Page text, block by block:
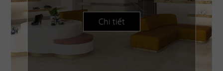
Chi tiết